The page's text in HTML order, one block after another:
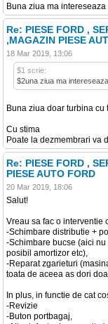
Buna ziua ma
Re: PIESE FORD ,
,MAGAZIN PIESE
18 Mar 2019, 13:06
$1 scrie:
$2una ziua ma
Buna ziua doar turbina cu
Cu stima
Poate la dezmembrari va
Re: PIESE FORD ,
PIESE AUTO FORD
20 Mar 2019, 18:06
Salut!
Vreau sa fac o interventie
-Schimbare distributie +
-Schimbare bucse (aici nu
posibil amortizor etc),
-Reparat zgarieturi
toata de aceea as dori
In plus, in functie de cat
-Revizie
-Buton portbagaj,